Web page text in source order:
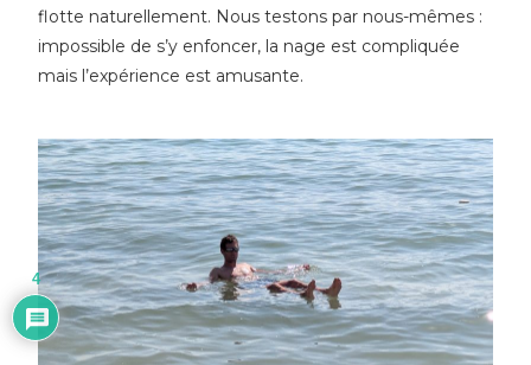
flotte naturellement. Nous testons par nous-mêmes :
impossible de s’y enfoncer, la nage est compliquée
mais l’expérience est amusante.
4